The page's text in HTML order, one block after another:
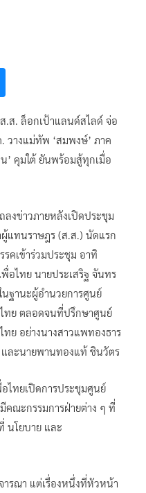
.ส. ล็อกเป้าแลนด์สไลด์ จ่อ
วางแม่ทัพ ‘สมพงษ์’ ภาค
’ คุมใต้ ยันพร้อมสู้ทุกเมื่อ
งข่าวภายหลังเปิดประชุม
แทนราษฎร (ส.ส.) นัดแรก
คเข้าร่วมประชุม อาทิ
ไทย นายประเสริฐ จันทร
นฐานะผู้อำนวยการศูนย์
ทย ตลอดจนที่ปรึกษาศูนย์
ย อย่างนางสาวแพทองธาร
ละนายพานทองแท้ ชินวัตร
ไทยเปิดการประชุมศูนย์
คณะกรรมการฝ่ายต่าง ๆ ที่
นโยบาย และ
ารณา แต่เรื่องหนึ่งที่หัวหน้า